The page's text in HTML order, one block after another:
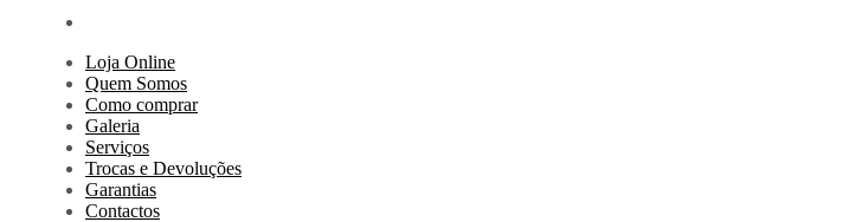
Loja Online
Quem Somos
Como comprar
Galeria
Serviços
Trocas e Devoluções
Garantias
Contactos